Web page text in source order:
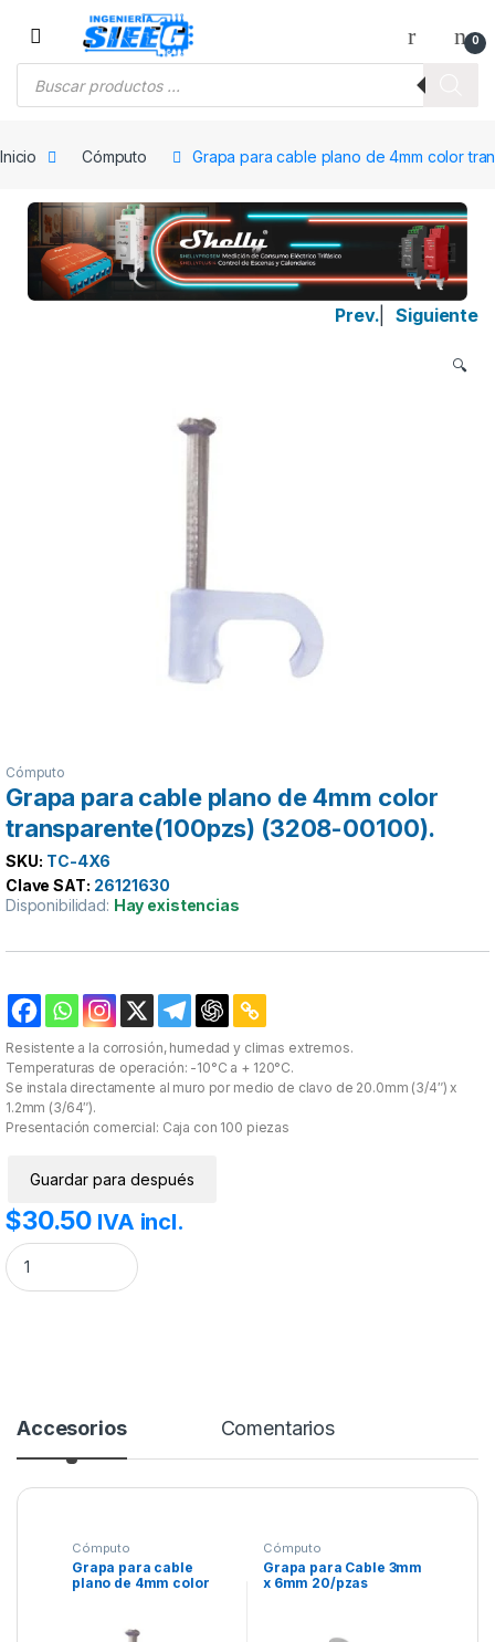
Saltar a la navegación
Saltar al contenido
0
Inicio Cómputo Grapa para cable plano de 4mm color
Prev. Siguiente
🔍
Cómputo
Grapa para cable plano de 4mm color
transparente(100pzs) (3208-00100).
SKU: TC-4X6
Clave SAT: 26121630
Disponibilidad: Hay existencias
Resistente a la corrosión, humedad y climas extremos.
Temperaturas de operación: -10°C a + 120°C.
Se instala directamente al muro por medio de clavo de 20.0mm (3/4″) x
1.2mm (3/64″).
Presentación comercial: Caja con 100 piezas
Guardar para después
$30.50 IVA incl.
Grapa para cable plano de 4mm color transparente(100pzs) (3208-
Accesorios Comentarios
Cómputo
Grapa para cable
plano de 4mm color
Cómputo
Grapa para Cable 3mm
x 6mm 20/pzas